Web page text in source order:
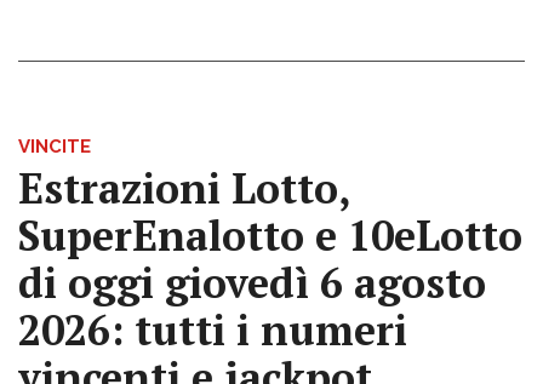
VINCITE
Estrazioni Lotto,
SuperEnalotto e 10eLotto
di oggi giovedì 6 agosto
2026: tutti i numeri